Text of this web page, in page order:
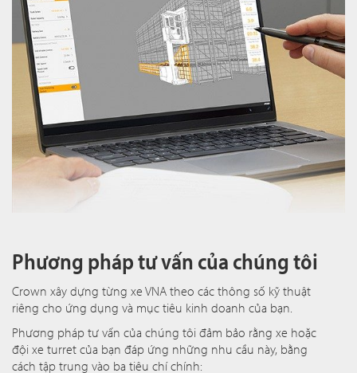
Phương pháp tư vấn của chúng tôi
Crown xây dựng từng xe VNA theo các thông số kỹ thuật
riêng cho ứng dụng và mục tiêu kinh doanh của bạn.
Phương pháp tư vấn của chúng tôi đảm bảo rằng xe hoặc
đội xe turret của bạn đáp ứng những nhu cầu này, bằng
cách tập trung vào ba tiêu chí chính: